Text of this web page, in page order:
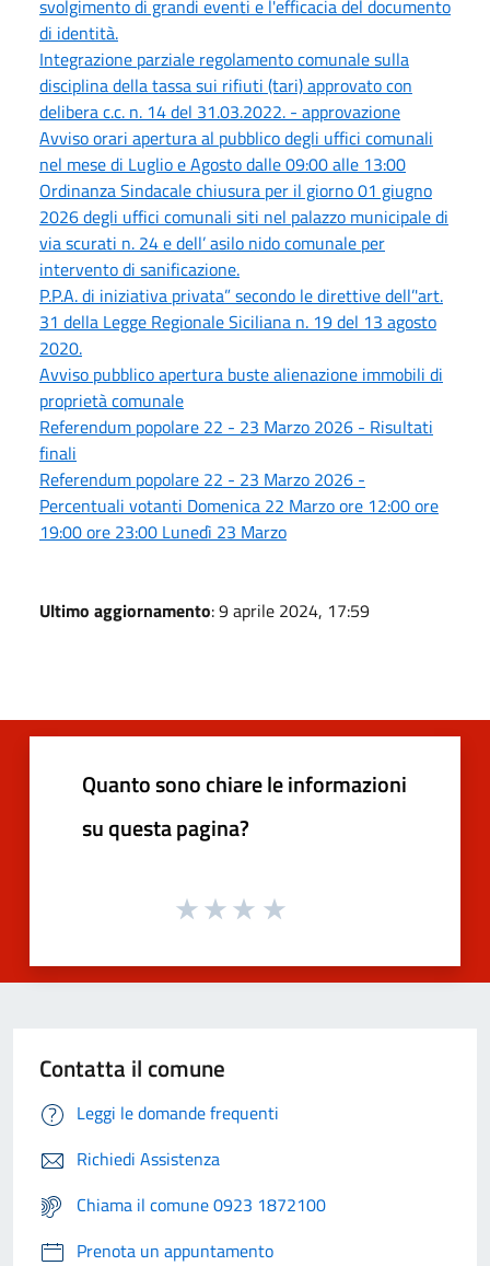
svolgimento di grandi eventi e l'efficacia del documento
di identità.
Integrazione parziale regolamento comunale sulla
disciplina della tassa sui rifiuti (tari) approvato con
delibera c.c. n. 14 del 31.03.2022. - approvazione
Avviso orari apertura al pubblico degli uffici comunali
nel mese di Luglio e Agosto dalle 09:00 alle 13:00
Ordinanza Sindacale chiusura per il giorno 01 giugno
2026 degli uffici comunali siti nel palazzo municipale di
via scurati n. 24 e dell’ asilo nido comunale per
intervento di sanificazione.
P.P.A. di iniziativa privata” secondo le direttive dell’'art.
31 della Legge Regionale Siciliana n. 19 del 13 agosto
2020.
Avviso pubblico apertura buste alienazione immobili di
proprietà comunale
Referendum popolare 22 - 23 Marzo 2026 - Risultati
finali
Referendum popolare 22 - 23 Marzo 2026 -
Percentuali votanti Domenica 22 Marzo ore 12:00 ore
19:00 ore 23:00 Lunedì 23 Marzo
Ultimo aggiornamento: 9 aprile 2024, 17:59
Quanto sono chiare le informazioni
su questa pagina?
Contatta il comune
Leggi le domande frequenti
Richiedi Assistenza
Chiama il comune 0923 1872100
Prenota un appuntamento